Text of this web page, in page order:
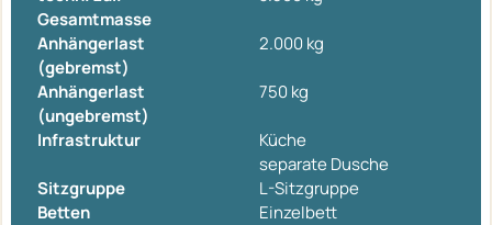
Gesamtmasse
Anhängerlast
(gebremst)
2.000 kg
Anhängerlast
(ungebremst)
750 kg
Infrastruktur
Küche
separate Dusche
Sitzgruppe
L-Sitzgruppe
Betten
Einzelbett